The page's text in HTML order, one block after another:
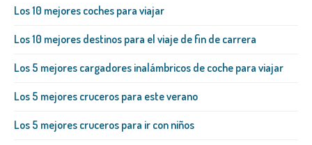
Los 10 mejores coches para viajar
Los 10 mejores destinos para el viaje de fin de carrera
Los 5 mejores cargadores inalámbricos de coche para viajar
Los 5 mejores cruceros para este verano
Los 5 mejores cruceros para ir con niños